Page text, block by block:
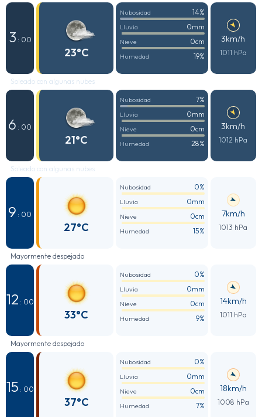
3 : 00
23°C
Nubosidad 14%
Lluvia 0mm
Nieve 0cm
Humedad 19%
3km/h
1011 hPa
Soleado con algunas nubes
6 : 00
21°C
Nubosidad 7%
Lluvia 0mm
Nieve 0cm
Humedad 28%
3km/h
1012 hPa
Soleado con algunas nubes
9 : 00
27°C
Nubosidad 0%
Lluvia 0mm
Nieve 0cm
Humedad 15%
7km/h
1013 hPa
Mayormente despejado
12 : 00
33°C
Nubosidad 0%
Lluvia 0mm
Nieve 0cm
Humedad 9%
14km/h
1011 hPa
Mayormente despejado
15 : 00
37°C
Nubosidad 0%
Lluvia 0mm
Nieve 0cm
Humedad 7%
18km/h
1008 hPa